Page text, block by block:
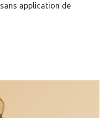
, sans application de